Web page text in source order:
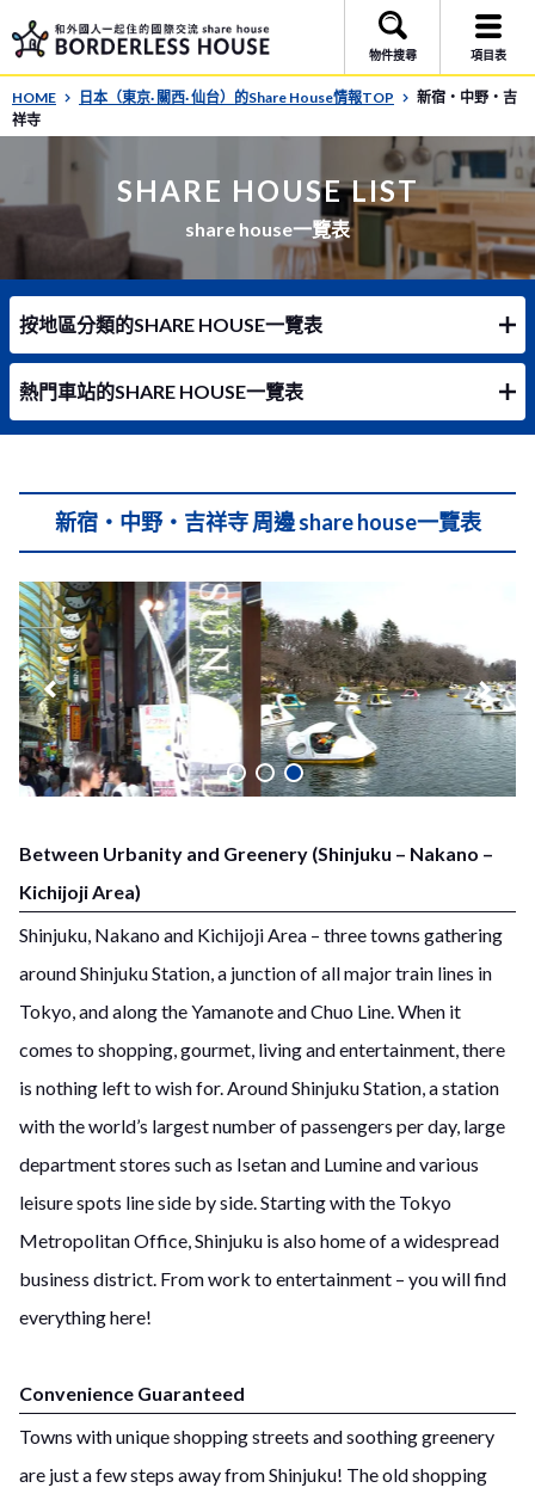
物件搜尋 項目表
HOME 日本（東京· 關西· 仙台）的Share House情報TOP
新宿・中野・吉
祥寺
SHARE HOUSE LIST
share house一覽表
按地區分類的SHARE HOUSE一覽表
熱門車站的SHARE HOUSE一覽表
新宿・中野・吉祥寺 周邊 share house一覽表
Between Urbanity and Greenery (Shinjuku – Nakano –
Kichijoji Area)
Shinjuku, Nakano and Kichijoji Area – three towns gathering
around Shinjuku Station, a junction of all major train lines in
Tokyo, and along the Yamanote and Chuo Line. When it
comes to shopping, gourmet, living and entertainment, there
is nothing left to wish for. Around Shinjuku Station, a station
with the world’s largest number of passengers per day, large
department stores such as Isetan and Lumine and various
leisure spots line side by side. Starting with the Tokyo
Metropolitan Office, Shinjuku is also home of a widespread
business district. From work to entertainment – you will find
everything here!
Convenience Guaranteed
Towns with unique shopping streets and soothing greenery
are just a few steps away from Shinjuku! The old shopping